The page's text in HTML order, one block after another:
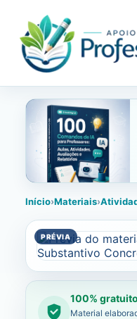
Início›Materiais›
100% gratuito
Material